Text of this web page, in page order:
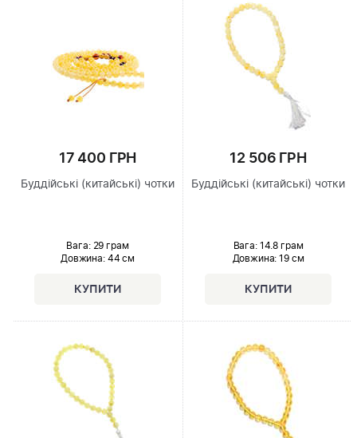
17 400 ГРН
Буддійські (китайські) чотки
Вага: 29 грам
Довжина:44 см
12 506 ГРН
Буддійські (китайські) чотки
Вага: 14.8 грам
Довжина: 19 см